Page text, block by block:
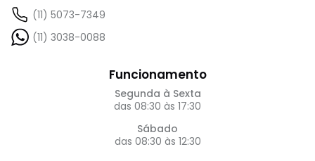
(11) 5073-7349
(11) 3038-0088
Funcionamento
Segunda à Sexta
das 08:30 às 17:30
Sábado
das 08:30 às 12:30